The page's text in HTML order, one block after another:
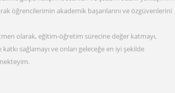
öğrencilerimin akademik başarılarını ve özgüvenlerini
olarak, eğitim-öğretim sürecine değer katmayı,
sağlamayı ve onları geleceğe en iyi şekilde